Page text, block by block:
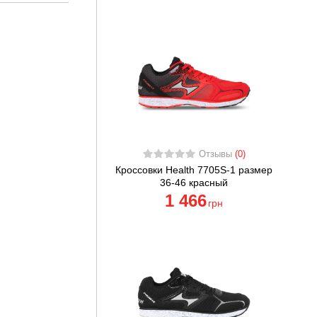
Отзывы (0)
Кроссовки Health 7705S-1 размер
36-46 красный
1 466 грн